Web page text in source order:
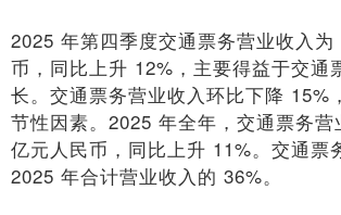
2025 年第四季度交通票务营业收入
币，同比上升 12%，主要得益于交通
长。交通票务营业收入环比下降 15%
节性因素。2025 年全年，交通票务
亿元人民币，同比上升 11%。交通票
2025 年合计营业收入的 36%。